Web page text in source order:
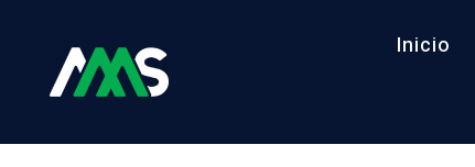
Inicio